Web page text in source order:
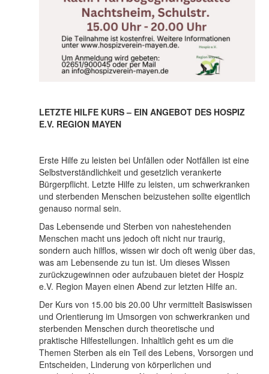
LETZTE HILFE KURS – EIN ANGEBOT DES HOSPIZ
E.V. REGION MAYEN
Erste Hilfe zu leisten bei Unfällen oder Notfällen ist eine
Selbstverständlichkeit und gesetzlich verankerte
Bürgerpflicht. Letzte Hilfe zu leisten, um schwerkranken
und sterbenden Menschen beizustehen sollte eigentlich
genauso normal sein.
Das Lebensende und Sterben von nahestehenden
Menschen macht uns jedoch oft nicht nur traurig,
sondern auch hilflos, wissen wir doch oft wenig über das,
was am Lebensende zu tun ist. Um dieses Wissen
zurückzugewinnen oder aufzubauen bietet der Hospiz
e.V. Region Mayen einen Abend zur letzten Hilfe an.
Der Kurs von 15.00 bis 20.00 Uhr vermittelt Basiswissen
und Orientierung im Umsorgen von schwerkranken und
sterbenden Menschen durch theoretische und
praktische Hilfestellungen. Inhaltlich geht es um die
Themen Sterben als ein Teil des Lebens, Vorsorgen und
Entscheiden, Linderung von körperlichen und